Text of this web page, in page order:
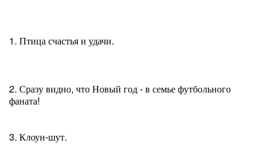
1. Птица счастья и удачи.
2. Сразу видно, что Новый год - в семье футбольного
фаната!
3. Клоун-шут.